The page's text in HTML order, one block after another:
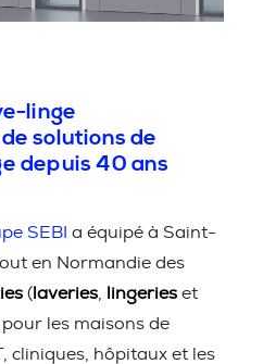
linge
solutions de
depuis 40 ans
SEBI a équipé à Saint-
en Normandie des
( laveries lingeries et
les maisons de
cliniques, hôpitaux et les